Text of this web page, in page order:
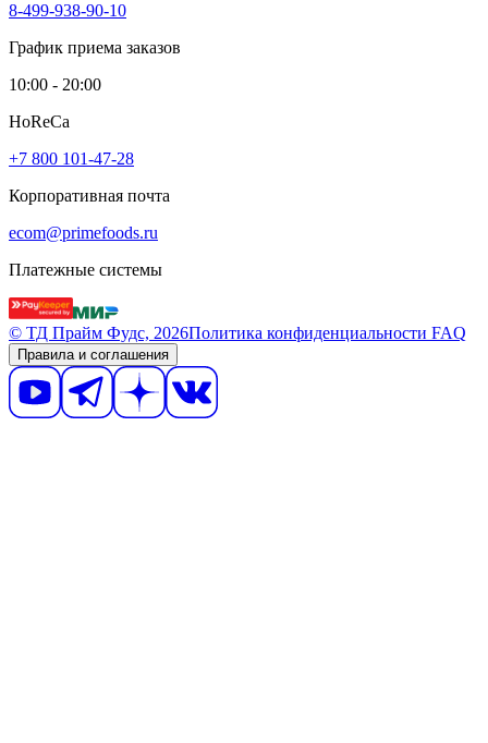
8-499-938-90-10
График приема заказов
10:00 - 20:00
HoReCa
+7 800 101-47-28
Корпоративная почта
ecom@primefoods.ru
Платежные системы
© ТД Прайм Фудс, 2026Политика конфиденциальности FAQ
Правила и соглашения